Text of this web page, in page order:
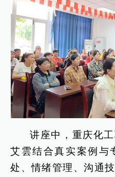
讲座中，重庆化
艾雲结合真实案例与
处、情绪管理、沟通